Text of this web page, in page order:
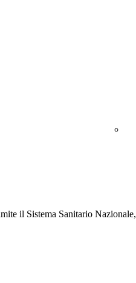
il Sistema Sanitario Nazionale,